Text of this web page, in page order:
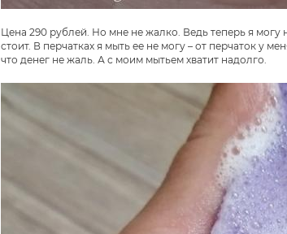
Цена 290 рублей. Но мне не жалко. Ведь теперь я могу
стоит. В перчатках я мыть ее не могу – от перчаток у
что денег не жаль. А с моим мытьем хватит надолго.